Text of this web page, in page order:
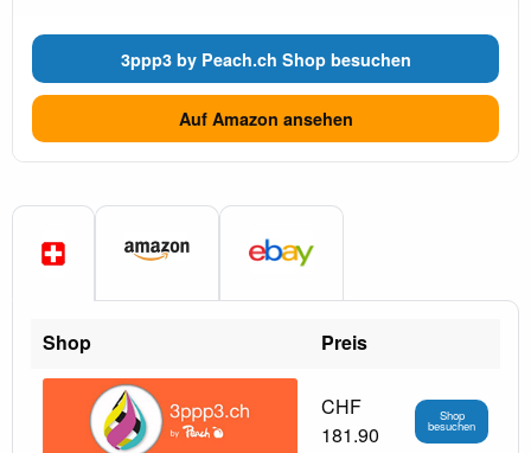
3ppp3 by Peach.ch Shop besuchen
Auf Amazon ansehen
Shop Preis
CHF
181.90
Shop
besuchen